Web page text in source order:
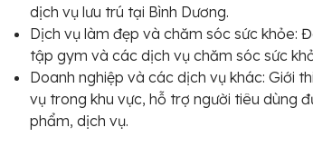
dịch vụ lưu trú tại Bình Dương.
Dịch vụ làm đẹp và chăm sóc sức khỏe:
tập gym và các dịch vụ chăm sóc sức
Doanh nghiệp và các dịch vụ khác: Giới
vụ trong khu vực, hỗ trợ người tiêu dùng
phẩm, dịch vụ.